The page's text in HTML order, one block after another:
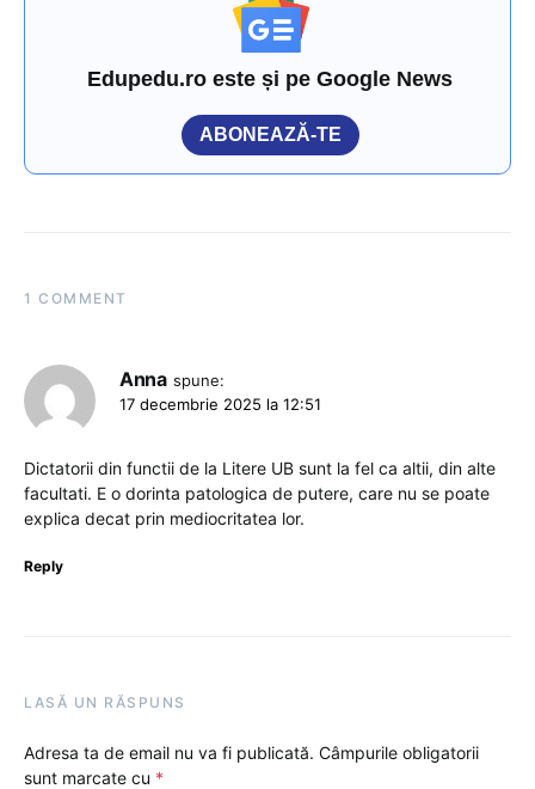
Edupedu.ro este și pe Google News
ABONEAZĂ-TE
1 COMMENT
Anna spune:
17 decembrie 2025 la 12:51
Dictatorii din functii de la Litere UB sunt la fel ca altii, din alte
facultati. E o dorinta patologica de putere, care nu se poate
explica decat prin mediocritatea lor.
Reply
LASĂ UN RĂSPUNS
Adresa ta de email nu va fi publicată. Câmpurile obligatorii
sunt marcate cu *